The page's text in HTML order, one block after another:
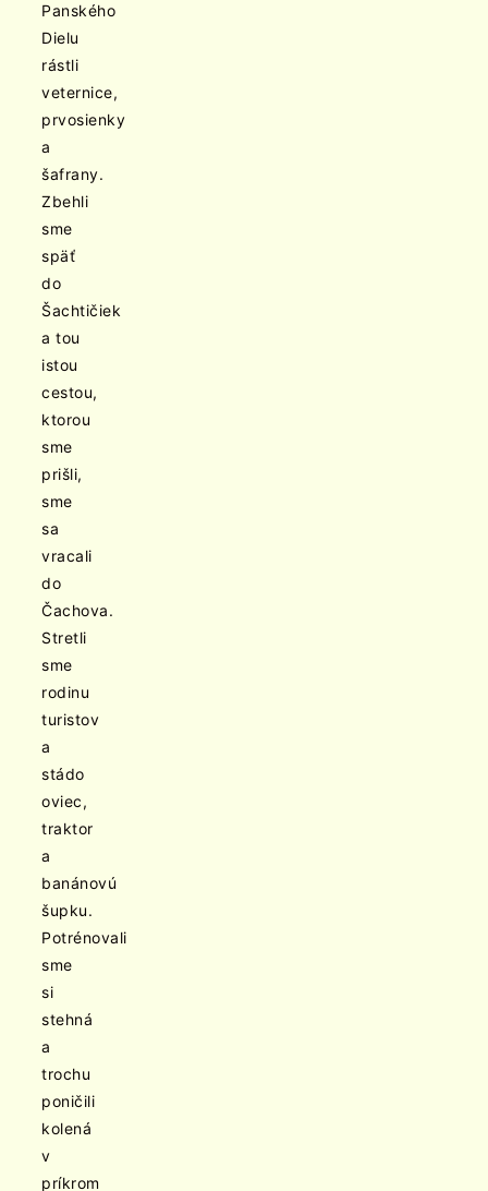
Panského
Dielu
rástli
veternice,
prvosienky
a
šafrany.
Zbehli
sme
späť
do
Šachtičiek
a tou
istou
cestou,
ktorou
sme
prišli,
sme
sa
vracali
do
Čachova.
Stretli
sme
rodinu
turistov
a
stádo
oviec,
traktor
a
banánovú
šupku.
Potrénovali
sme
si
stehná
a
trochu
poničili
kolená
v
príkrom